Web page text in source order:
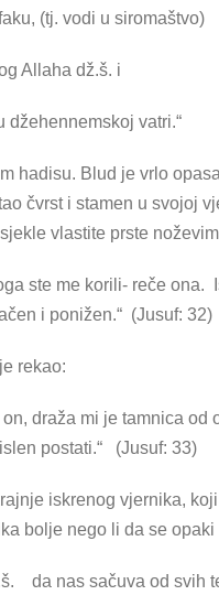
(tj. vodi u siromaštvo)
Allaha dž.š. i
džehennemskoj vatri.“
hadisu. Blud je vrlo
čvrst i stamen u svojoj
vlastite prste
ste me korili- reče
i ponižen.“ (Jusuf: 32)
rekao:
draža mi je tamnica
postati.“ (Jusuf: 33)
iskrenog vjernika,
bolje nego li da se
da nas sačuva od svih